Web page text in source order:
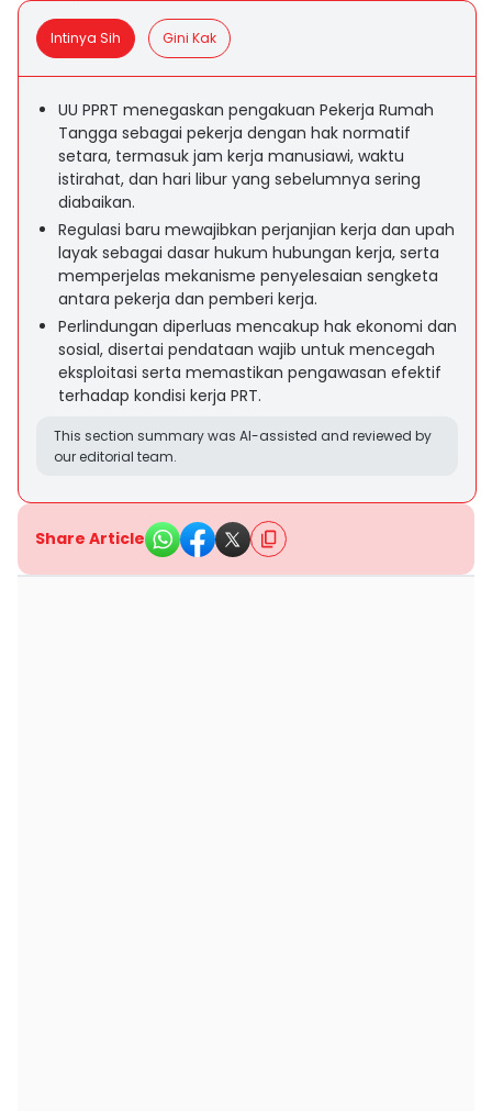
Intinya Sih Gini Kak
UU PPRT menegaskan pengakuan Pekerja Rumah
Tangga sebagai pekerja dengan hak normatif
setara, termasuk jam kerja manusiawi, waktu
istirahat, dan hari libur yang sebelumnya sering
diabaikan.
Regulasi baru mewajibkan perjanjian kerja dan upah
layak sebagai dasar hukum hubungan kerja, serta
memperjelas mekanisme penyelesaian sengketa
antara pekerja dan pemberi kerja.
Perlindungan diperluas mencakup hak ekonomi dan
sosial, disertai pendataan wajib untuk mencegah
eksploitasi serta memastikan pengawasan efektif
terhadap kondisi kerja PRT.
This section summary was AI-assisted and reviewed by
our editorial team.
Share Article